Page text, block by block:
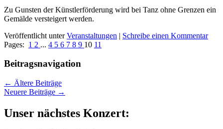
Zu Gunsten der Künstlerförderung wird bei Tanz ohne Grenzen ein
Gemälde versteigert werden.
Veröffentlicht unter Veranstaltungen | Schreibe einen Kommentar
Pages: 1 2 ... 4 5 6 7 8 9 10 11
Beitragsnavigation
← Ältere Beiträge
Neuere Beiträge →
Unser nächstes Konzert: